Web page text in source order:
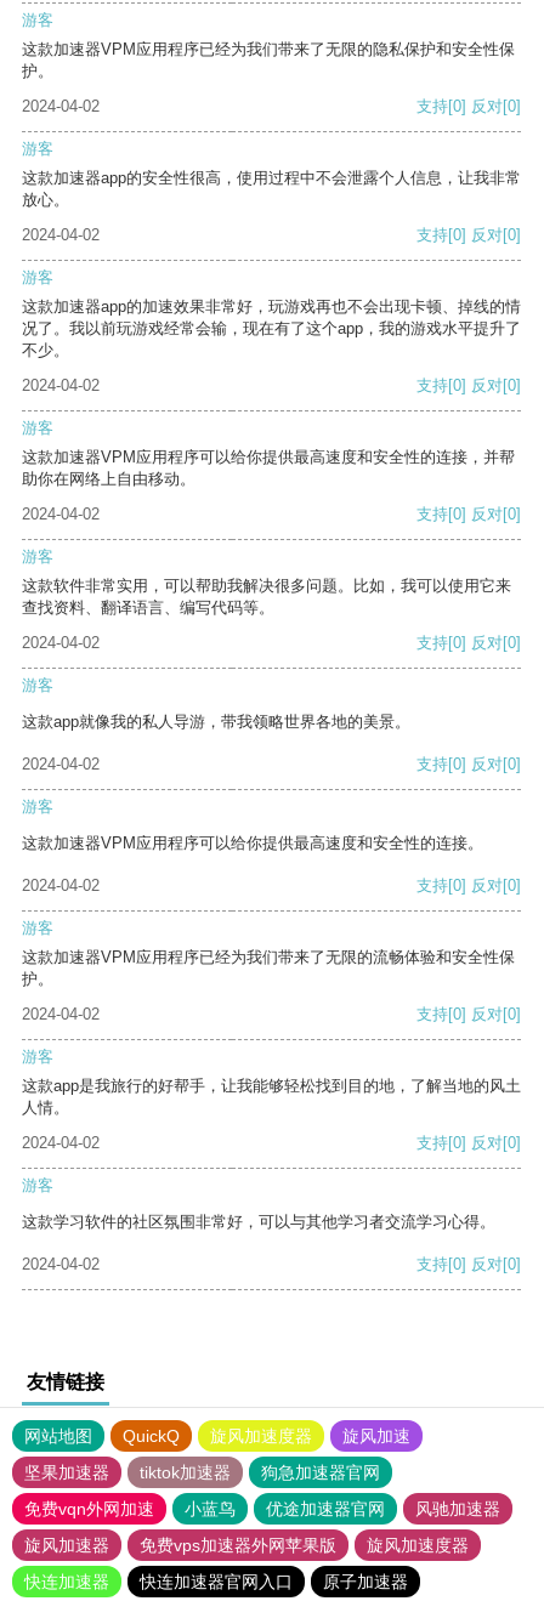
游客
这款加速器VPM应用程序已经为我们带来了无限的隐私保护和安全性保
护。
2024-04-02
支持[0] 反对[0]
游客
这款加速器app的安全性很高，使用过程中不会泄露个人信息，让我非常
放心。
2024-04-02
支持[0] 反对[0]
游客
这款加速器app的加速效果非常好，玩游戏再也不会出现卡顿、掉线的情
况了。我以前玩游戏经常会输，现在有了这个app，我的游戏水平提升了
不少。
2024-04-02
支持[0] 反对[0]
游客
这款加速器VPM应用程序可以给你提供最高速度和安全性的连接，并帮
助你在网络上自由移动。
2024-04-02
支持[0] 反对[0]
游客
这款软件非常实用，可以帮助我解决很多问题。比如，我可以使用它来
查找资料、翻译语言、编写代码等。
2024-04-02
支持[0] 反对[0]
游客
这款app就像我的私人导游，带我领略世界各地的美景。
2024-04-02 支持[0] 反对[0]
游客
这款加速器VPM应用程序可以给你提供最高速度和安全性的连接。
2024-04-02 支持[0] 反对[0]
游客
这款加速器VPM应用程序已经为我们带来了无限的流畅体验和安全性保
护。
2024-04-02
支持[0] 反对[0]
游客
这款app是我旅行的好帮手，让我能够轻松找到目的地，了解当地的风土
人情。
2024-04-02
支持[0] 反对[0]
游客
这款学习软件的社区氛围非常好，可以与其他学习者交流学习心得。
2024-04-02 支持[0] 反对[0]
友情链接
网站地图 QuickQ 旋风加速度器
旋风加速
坚果加速器
tiktok加速器
狗急加速器官网
免费vqn外网加速
小蓝鸟 优途加速器官网
风驰加速器
旋风加速器
免费vps加速器外网苹果版
旋风加速度器
快连加速器
快连加速器官网入口 原子加速器